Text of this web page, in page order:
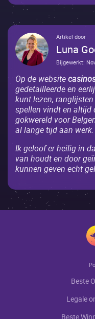
Artikel door
Luna
Bijgewerkt:
Op de website
gedetailleerde en
kunt lezen,
spellen vindt en altijd
gokwereld voor
al lange tijd aan werk.
Ik geloof er heilig in
van houdt en door
kunnen geven echt
Bеstе
Lеgаlе
Bеstе